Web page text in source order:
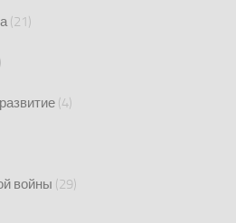
(21)
(4)
войны (29)